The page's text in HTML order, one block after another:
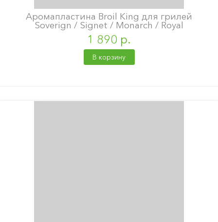
Аромапластина Broil King для грилей
Soverign / Signet / Monarch / Royal
1 890 р.
В корзину